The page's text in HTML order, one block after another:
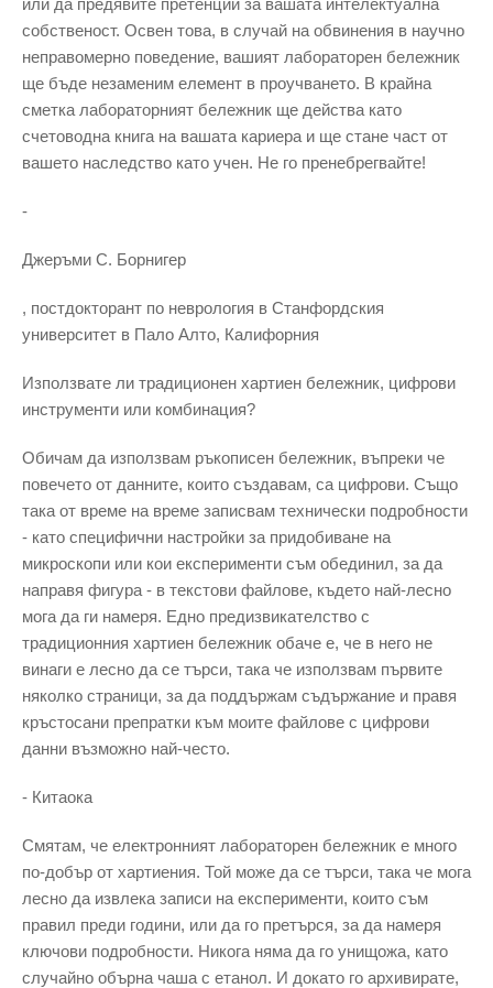
или да предявите претенции за вашата интелектуална
собственост. Освен това, в случай на обвинения в научно
неправомерно поведение, вашият лабораторен бележник
ще бъде незаменим елемент в проучването. В крайна
сметка лабораторният бележник ще действа като
счетоводна книга на вашата кариера и ще стане част от
вашето наследство като учен. Не го пренебрегвайте!
-
Джеръми С. Борнигер
, постдокторант по неврология в Станфордския
университет в Пало Алто, Калифорния
Използвате ли традиционен хартиен бележник, цифрови
инструменти или комбинация?
Обичам да използвам ръкописен бележник, въпреки че
повечето от данните, които създавам, са цифрови. Също
така от време на време записвам технически подробности
- като специфични настройки за придобиване на
микроскопи или кои експерименти съм обединил, за да
направя фигура - в текстови файлове, където най-лесно
мога да ги намеря. Едно предизвикателство с
традиционния хартиен бележник обаче е, че в него не
винаги е лесно да се търси, така че използвам първите
няколко страници, за да поддържам съдържание и правя
кръстосани препратки към моите файлове с цифрови
данни възможно най-често.
- Китаока
Смятам, че електронният лабораторен бележник е много
по-добър от хартиения. Той може да се търси, така че мога
лесно да извлека записи на експерименти, които съм
правил преди години, или да го претърся, за да намеря
ключови подробности. Никога няма да го унищожа, като
случайно обърна чаша с етанол. И докато го архивирате,